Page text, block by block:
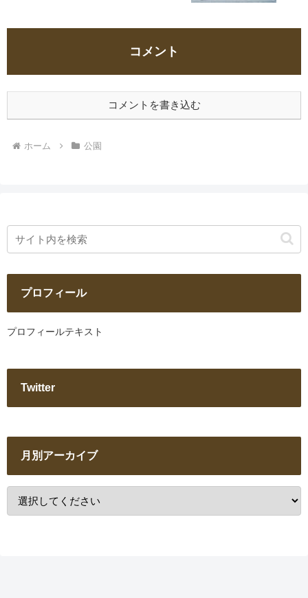
コメント
コメントを書き込む
ホーム 公園
プロフィール
プロフィールテキスト
Twitter
月別アーカイブ